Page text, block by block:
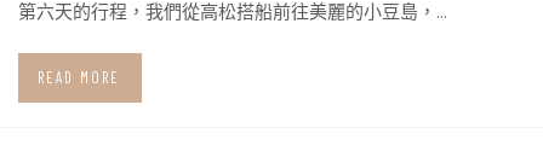
第六天的行程，我們從高松搭船前往美麗的小豆島，…
READ MORE